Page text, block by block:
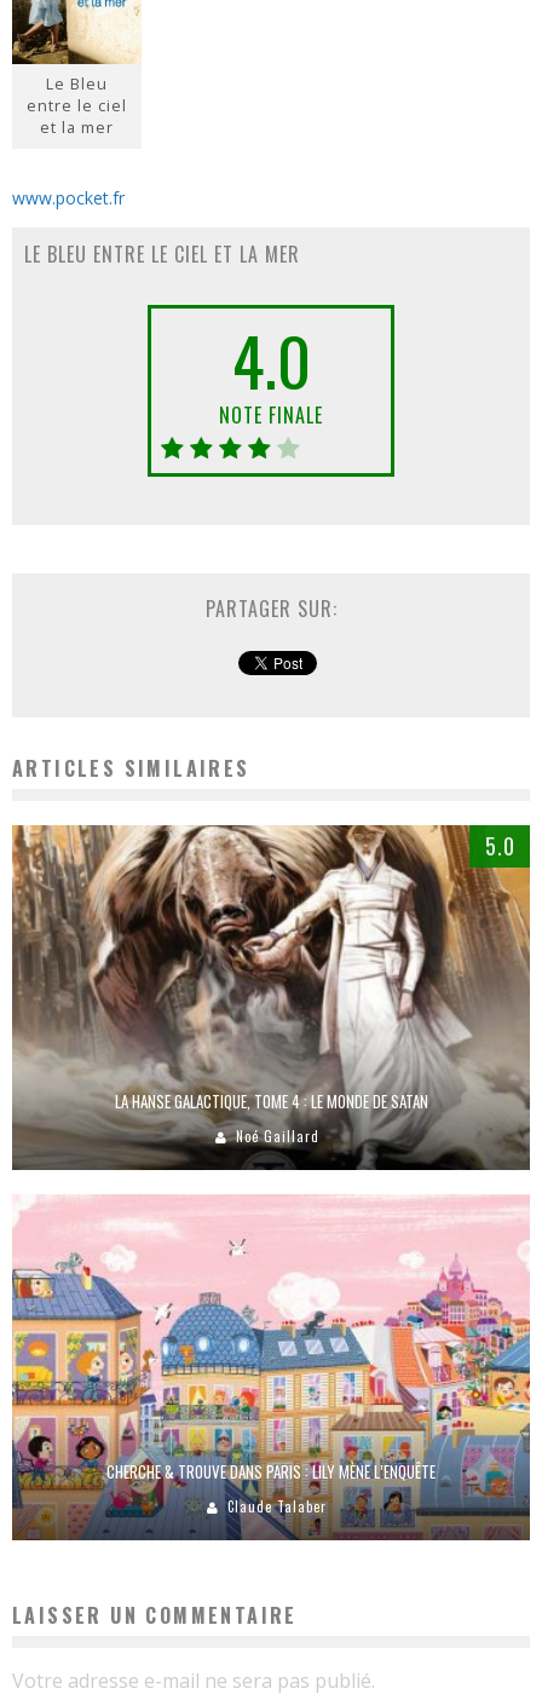
Le Bleu
entre le ciel
et la mer
www.pocket.fr
LE BLEU ENTRE LE CIEL ET LA MER
4.0
NOTE FINALE
PARTAGER SUR:
ARTICLES SIMILAIRES
5.0
LA HANSE GALACTIQUE, TOME 4 : LE MONDE DE SATAN
Noé Gaillard
CHERCHE & TROUVE DANS PARIS : LILY MÈNE L’ENQUÊTE
Claude Talaber
LAISSER UN COMMENTAIRE
Votre adresse e-mail ne sera pas publié.